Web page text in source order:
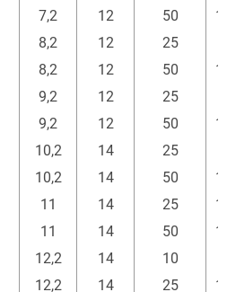
7,2 12 50
8,2 12 25
8,2 12 50
9,2 12 25
9,2 12 50
10,2 14 25
10,2 14 50
11 14 25
11 14 50
12,2 14 10
12,2 14 25